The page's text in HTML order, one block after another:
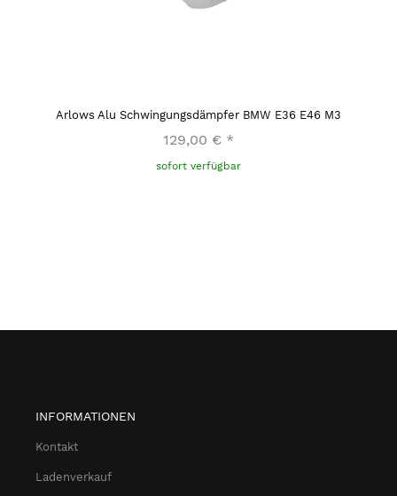
Arlows Alu Schwingungsdämpfer BMW E36 E46 M3
129,00 € *
sofort verfügbar
INFORMATIONEN
Kontakt
Ladenverkauf